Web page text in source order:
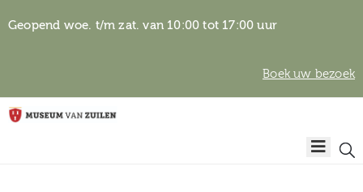
Geopend woe. t/m zat. van 10:00 tot 17:00 uur
Boek uw bezoek
Home
Algemene